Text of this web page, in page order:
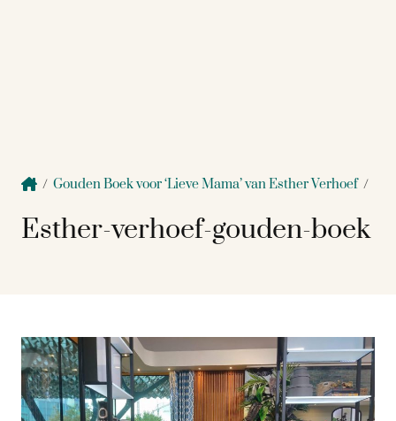
/ Gouden Boek voor ‘Lieve Mama’ van Esther Verhoef/
Esther-verhoef-gouden-boek